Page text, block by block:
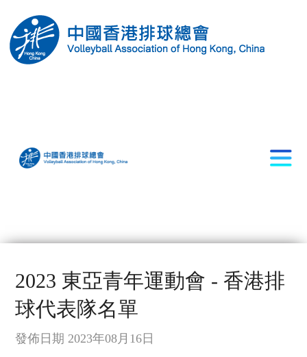
2023 東亞青年運動會 - 香港排
球代表隊名單
發佈日期 2023年08月16日